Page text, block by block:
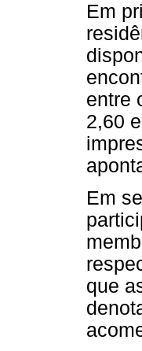
Em
entre
2,60
Em
que